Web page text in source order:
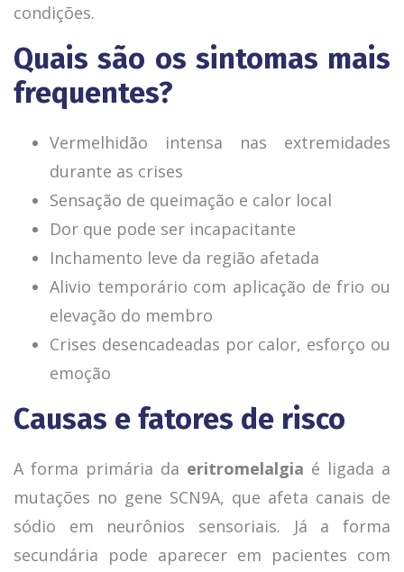
condições.
Quais são os sintomas mais
frequentes?
Vermelhidão intensa nas extremidades
durante as crises
Sensação de queimação e calor local
Dor que pode ser incapacitante
Inchamento leve da região afetada
Alivio temporário com aplicação de frio ou
elevação do membro
Crises desencadeadas por calor, esforço ou
emoção
Causas e fatores de risco
A forma primária da eritromelalgia é ligada a
mutações no gene SCN9A, que afeta canais de
sódio em neurônios sensoriais. Já a forma
secundária pode aparecer em pacientes com